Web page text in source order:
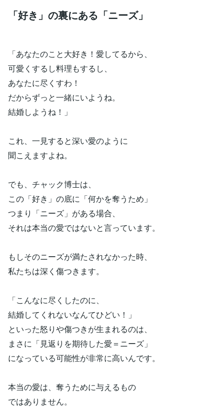
「好き」の裏にある「ニーズ」
「あなたのこと大好き！愛してるから、
可愛くするし料理もするし、
あなたに尽くすわ！
だからずっと一緒にいようね。
結婚しようね！」
これ、一見すると深い愛のように
聞こえますよね。
でも、チャック博士は、
この「好き」の底に「何かを奪うため」
つまり「ニーズ」がある場合、
それは本当の愛ではないと言っています。
もしそのニーズが満たされなかった時、
私たちは深く傷つきます。
「こんなに尽くしたのに、
結婚してくれないなんてひどい！」
といった怒りや傷つきが生まれるのは、
まさに「見返りを期待した愛＝ニーズ」
になっている可能性が非常に高いんです。
本当の愛は、奪うために与えるもの
ではありません。